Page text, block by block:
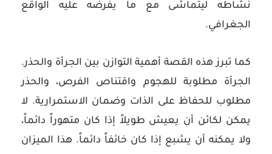
نشاطه ليتماشى مع ما يفرضه عليه الواقع
الجغرافي.
كما تبرز هذه القصة أهمية التوازن بين الجرأة والحذر.
الجرأة مطلوبة للهجوم واقتناص الفرص، والحذر
مطلوب للحفاظ على الذات وضمان الاستمرارية. لا
يمكن لكائن أن يعيش طويلاً إذا كان متهوراً دائماً،
ولا يمكنه أن يشبع إذا كان خائفاً دائماً. هذا الميزان